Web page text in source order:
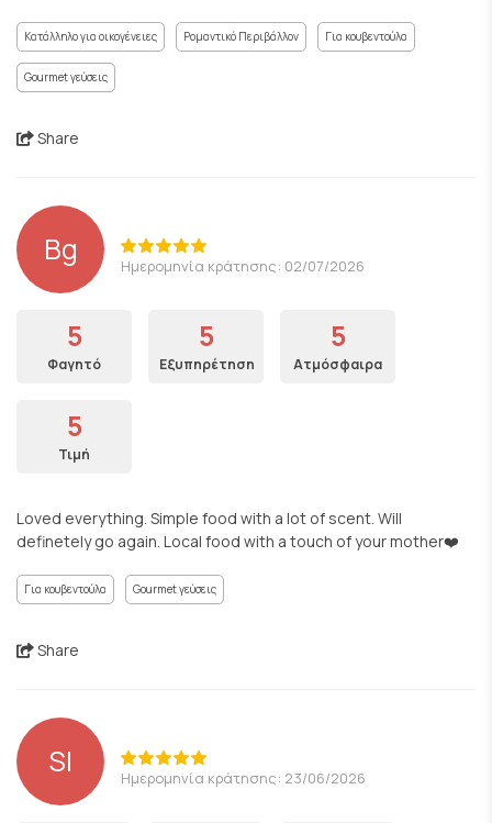
Κατάλληλο για οικογένειες Ρομαντικό Περιβάλλον Για κουβεντούλα
Gourmet γεύσεις
Share
Bg Ημερομηνία κράτησης: 02/07/2026
5
Φαγητό
5
Εξυπηρέτηση
5
Ατμόσφαιρα
5
Τιμή
Loved everything. Simple food with a lot of scent. Will
definetely go again. Local food with a touch of your mother❤️
Για κουβεντούλα Gourmet γεύσεις
Share
SI Ημερομηνία κράτησης: 23/06/2026